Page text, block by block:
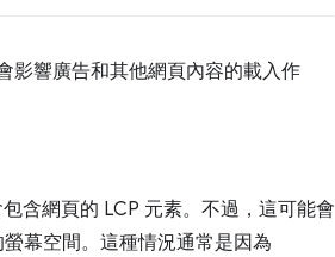
影響廣告和其他網頁內容的載入作
含網頁的 LCP 元素。不過，這可能會
幕空間。這種情況通常是因為